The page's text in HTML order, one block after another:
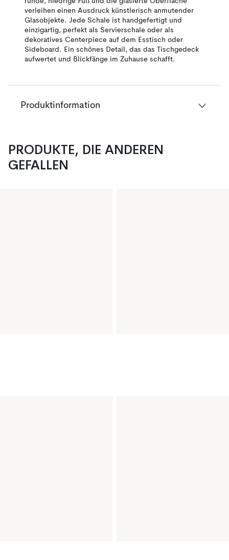
verleihen einen Ausdruck künstlerisch anmutender
Glasobjekte. Jede Schale ist handgefertigt und
einzigartig, perfekt als Servierschale oder als
dekoratives Centerpiece auf dem Esstisch oder
Sideboard. Ein schönes Detail, das das Tischgedeck
aufwertet und Blickfänge im Zuhause schafft.
Produktinformation
PRODUKTE, DIE ANDEREN
GEFALLEN